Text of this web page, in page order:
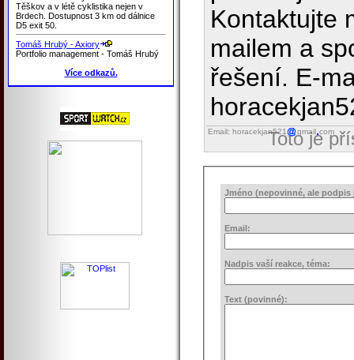
Těškov a v létě cyklistika nejen v
Brdech. Dostupnost 3 km od dálnice
D5 exit 50.
Tomáš Hrubý - Axiory
Portfolio management - Tomáš Hrubý
Více odkazů.
Kontaktujte
mailem a
řešení. E-
Email: horacekjan521 gmail com
Toto je
Jméno (nepovinné, ale podpis
Email:
Nadpis vaší reakce, téma:
Text (povinné):